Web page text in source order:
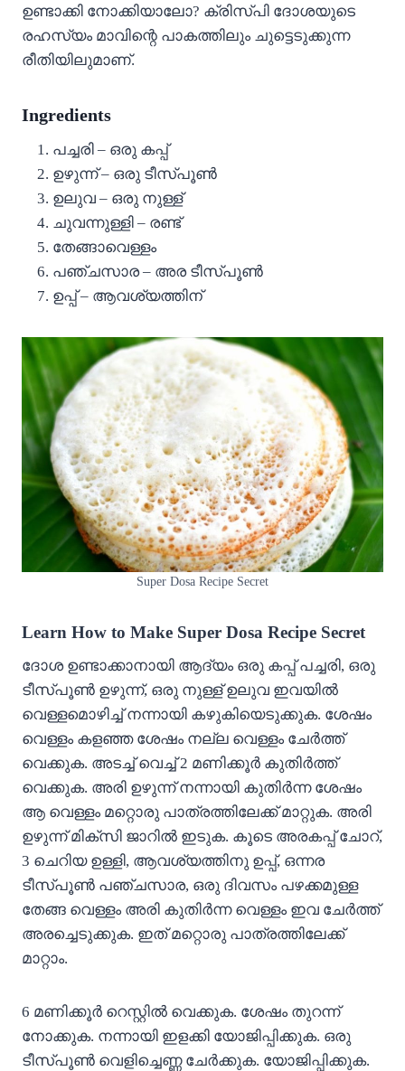
ഉണ്ടാക്കി നോക്കിയാലോ? ക്രിസ്‌പി ദോശയുടെ
രഹസ്യം മാവിന്റെ പാകത്തിലും ചുട്ടെടുക്കുന്ന
രീതിയിലുമാണ്.
Ingredients
പച്ചരി – ഒരു കപ്പ്
ഉഴുന്ന് – ഒരു ടീസ്പൂൺ
ഉലുവ – ഒരു നുള്ള്
ചുവന്നുള്ളി – രണ്ട്
തേങ്ങാവെള്ളം
പഞ്ചസാര – അര ടീസ്പൂൺ
ഉപ്പ് – ആവശ്യത്തിന്
Super Dosa Recipe Secret
Learn How to Make Super Dosa Recipe Secret
ദോശ ഉണ്ടാക്കാനായി ആദ്യം ഒരു കപ്പ് പച്ചരി, ഒരു
ടീസ്പൂൺ ഉഴുന്ന്, ഒരു നുള്ള് ഉലുവ ഇവയിൽ
വെള്ളമൊഴിച്ച് നന്നായി കഴുകിയെടുക്കുക. ശേഷം
വെള്ളം കളഞ്ഞ ശേഷം നല്ല വെള്ളം ചേർത്ത്
വെക്കുക. അടച്ച് വെച്ച് 2 മണിക്കൂർ കുതിർത്ത്
വെക്കുക. അരി ഉഴുന്ന് നന്നായി കുതിർന്ന ശേഷം
ആ വെള്ളം മറ്റൊരു പാത്രത്തിലേക്ക് മാറ്റുക. അരി
ഉഴുന്ന് മിക്സി ജാറിൽ ഇടുക. കൂടെ അരകപ്പ് ചോറ്,
3 ചെറിയ ഉള്ളി, ആവശ്യത്തിനു ഉപ്പ്, ഒന്നര
ടീസ്പൂൺ പഞ്ചസാര, ഒരു ദിവസം പഴക്കമുള്ള
തേങ്ങ വെള്ളം അരി കുതിർന്ന വെള്ളം ഇവ ചേർത്ത്
അരച്ചെടുക്കുക. ഇത് മറ്റൊരു പാത്രത്തിലേക്ക്
മാറ്റാം.
6 മണിക്കൂർ റെസ്റ്റിൽ വെക്കുക. ശേഷം തുറന്ന്
നോക്കുക. നന്നായി ഇളക്കി യോജിപ്പിക്കുക. ഒരു
ടീസ്പൂൺ വെളിച്ചെണ്ണ ചേർക്കുക. യോജിപ്പിക്കുക.